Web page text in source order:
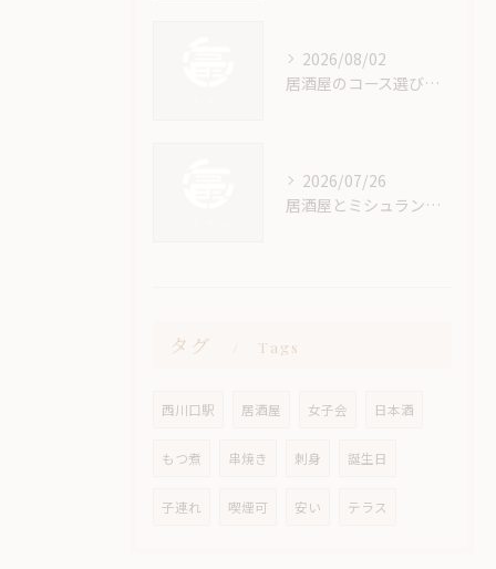
2026/08/02
居酒屋のコース選びで失敗しない基礎知識と満足度アップの判断ポイント
2026/07/26
居酒屋とミシュラン基準で巡る埼玉県川口市秩父郡東秩父村の絶品グルメ旅
タグ Tags
西川口駅 居酒屋 女子会 日本酒
もつ煮 串焼き 刺身 誕生日
子連れ 喫煙可 安い テラス